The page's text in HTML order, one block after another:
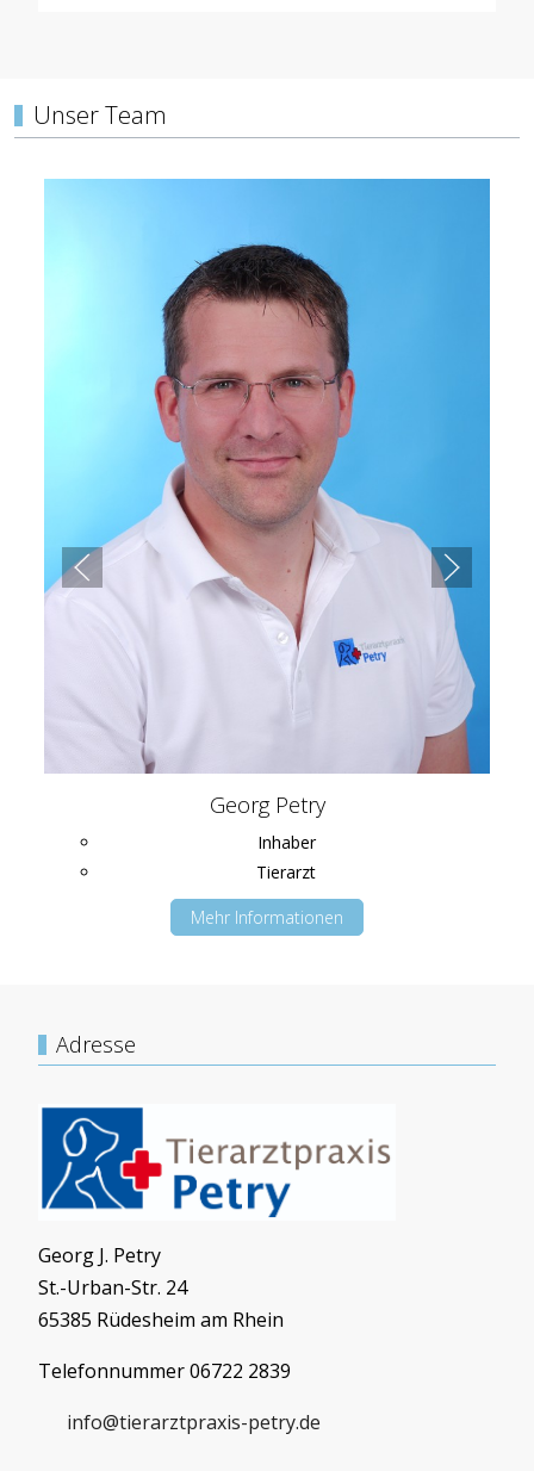
Unser Team
Georg Petry
Inhaber
Tierarzt
Mehr Informationen
Adresse
Georg J. Petry
St.-Urban-Str. 24
65385 Rüdesheim am Rhein
Telefonnummer 06722 2839
info@tierarztpraxis-petry.de